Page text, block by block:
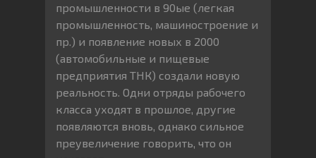
промышленности в 90ые (легкая
промышленность, машиностроение и
пр.) и появление новых в 2000
(автомобильные и пищевые
предприятия ТНК) создали новую
реальность. Одни отряды рабочего
класса уходят в прошлое, другие
появляются вновь, однако сильное
преувеличение говорить, что он